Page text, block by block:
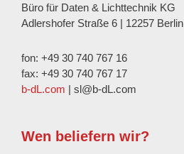
Büro für Daten & Lichttechnik KG
Adlershofer Straße 6 | 12257 Berlin
fon: +49 30 740 767 16
fax: +49 30 740 767 17
b-dL.com | sl@b-dL.com
Wen beliefern wir?